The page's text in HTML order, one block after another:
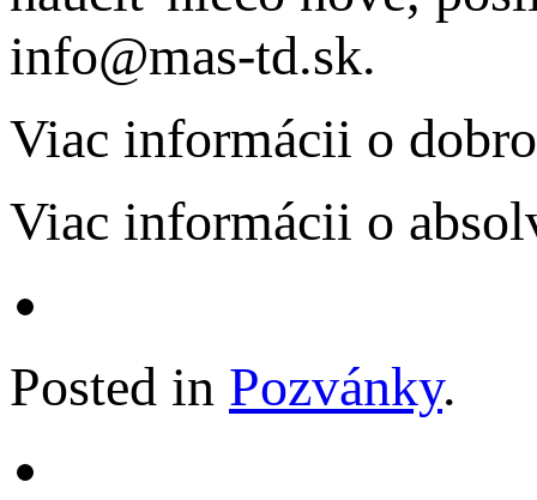
info@mas-td.sk.
Viac informácii o
Viac informácii o
Posted in Pozvánky.